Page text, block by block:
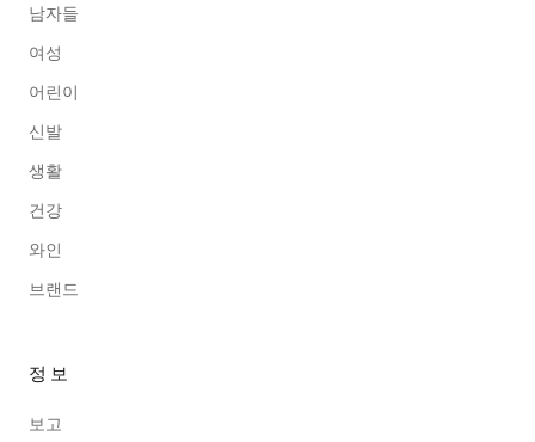
남자들
여성
어린이
신발
생활
건강
와인
브랜드
정보
보고